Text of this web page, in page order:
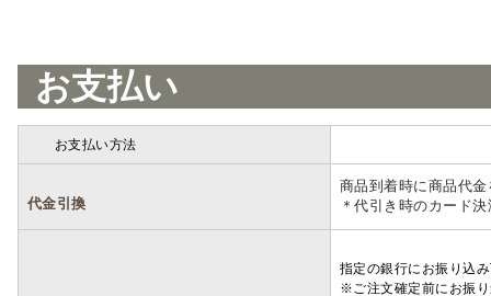
お支払い
お支払い方法
代金引換
商品到着時に商品代
＊代引き時のカード
指定の銀行にお振り込
※ご注文確定前にお振